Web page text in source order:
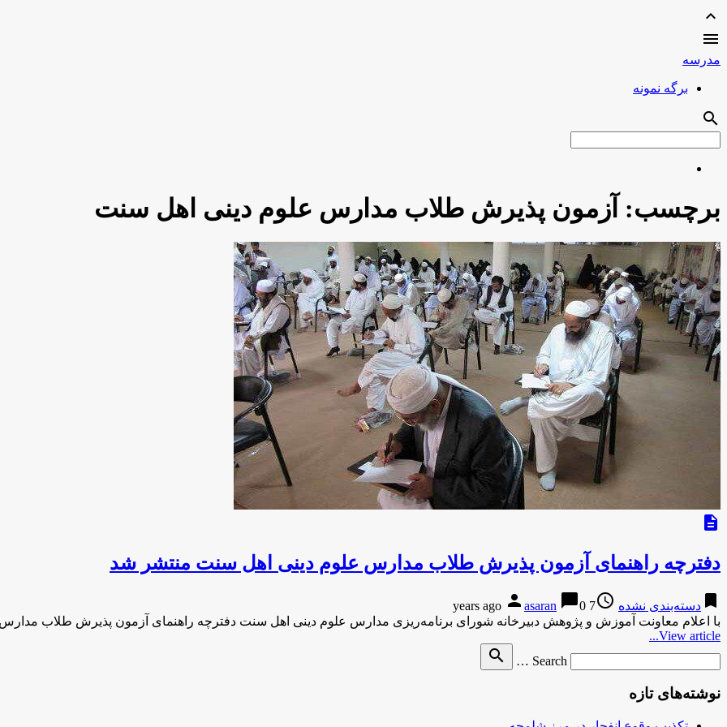
expand_less

مدرسه
برگه نمونه
search
برچسب: آزمون پذیرش طلاب مدارس علوم دینی اهل سنت
description
دفترچه راهنمای آزمون پذیرش طلاب مدارس علوم دینی اهل سنت منتشر شد
bookmark دسته‌بندی نشده access_time
7 years ago
person asaran chat_bubble0
با اعلام معاونت آموزش و پژوهش دبیرخانه شورای برنامه‌ریزی مدارس علوم دینی اهل سنت دفترچه راهنمای آزمون پذیرش طلاب
View article...
Search …
search
نوشته‌های تازه